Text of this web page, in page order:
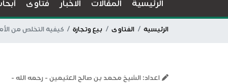
الرئيسية المقالات الاخبار فتاوى
الرئيسية الفتاوى بيع وتجارة كيفية التخلص من
اعداد: الشيخ محمد بن صالح العثيمين - رحمه الله -